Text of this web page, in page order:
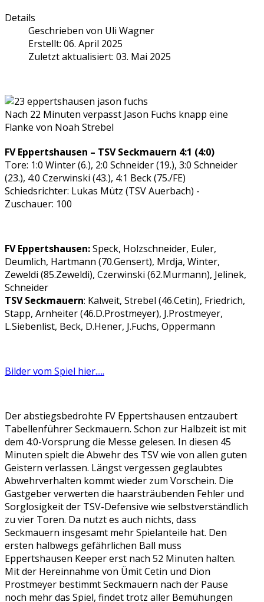
Details
Geschrieben von Uli Wagner
Erstellt: 06. April 2025
Zuletzt aktualisiert: 03. Mai 2025
Nach 22 Minuten verpasst Jason Fuchs knapp eine
Flanke von Noah Strebel
FV Eppertshausen – TSV Seckmauern 4:1 (4:0)
Tore: 1:0 Winter (6.), 2:0 Schneider (19.), 3:0 Schneider
(23.), 4:0 Czerwinski (43.), 4:1 Beck (75./FE)
Schiedsrichter: Lukas Mütz (TSV Auerbach) -
Zuschauer: 100
FV Eppertshausen:Speck, Holzschneider, Euler,
Deumlich, Hartmann (70.Gensert), Mrdja, Winter,
Zeweldi (85.Zeweldi), Czerwinski (62.Murmann), Jelinek,
Schneider
TSV Seckmauern: Kalweit, Strebel (46.Cetin), Friedrich,
Stapp, Arnheiter (46.D.Prostmeyer), J.Prostmeyer,
L.Siebenlist, Beck, D.Hener, J.Fuchs, Oppermann
Bilder vom Spiel hier.....
Der abstiegsbedrohte FV Eppertshausen entzaubert
Tabellenführer Seckmauern. Schon zur Halbzeit ist mit
dem 4:0-Vorsprung die Messe gelesen. In diesen 45
Minuten spielt die Abwehr des TSV wie von allen guten
Geistern verlassen. Längst vergessen geglaubtes
Abwehrverhalten kommt wieder zum Vorschein. Die
Gastgeber verwerten die haarsträubenden Fehler und
Sorglosigkeit der TSV-Defensive wie selbstverständlich
zu vier Toren. Da nutzt es auch nichts, dass
Seckmauern insgesamt mehr Spielanteile hat. Den
ersten halbwegs gefährlichen Ball muss
Eppertshausen Keeper erst nach 52 Minuten halten.
Mit der Hereinnahme von Ümit Cetin und Dion
Prostmeyer bestimmt Seckmauern nach der Pause
noch mehr das Spiel, findet trotz aller Bemühungen